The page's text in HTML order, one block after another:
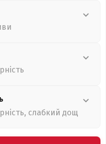
слабкий дощ